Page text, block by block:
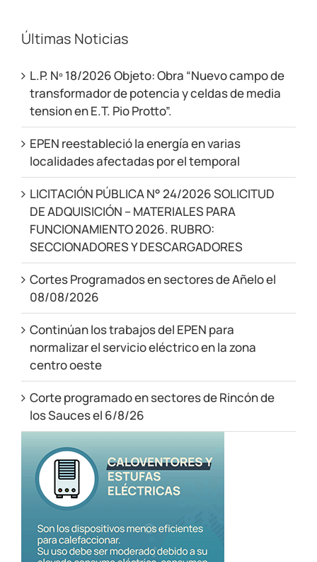
Últimas Noticias
L.P. Nº 18/2026 Objeto: Obra “Nuevo campo de
transformador de potencia y celdas de media
tension en E.T. Pio Protto”.
EPEN reestableció la energía en varias
localidades afectadas por el temporal
LICITACIÓN PÚBLICA N° 24/2026 SOLICITUD
DE ADQUISICIÓN – MATERIALES PARA
FUNCIONAMIENTO 2026. RUBRO:
SECCIONADORES Y DESCARGADORES
Cortes Programados en sectores de Añelo el
08/08/2026
Continúan los trabajos del EPEN para
normalizar el servicio eléctrico en la zona
centro oeste
Corte programado en sectores de Rincón de
los Sauces el 6/8/26